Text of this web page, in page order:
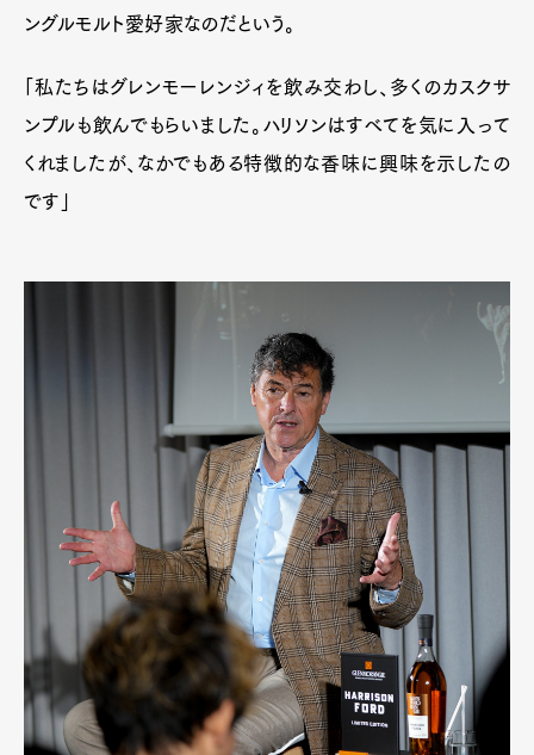
Product CultureLifestyle
Pen Membership
Magazine
Official Columnist
About
Contact
Pen Meet
Pen international Pen tw
ングルモルト愛好家なのだという。
「私たちはグレンモーレンジィを飲み交わし、多くのカスクサ
ンプルも飲んでもらいました。ハリソンはすべてを気に入って
くれましたが、なかでもある特徴的な香味に興味を示したの
です」